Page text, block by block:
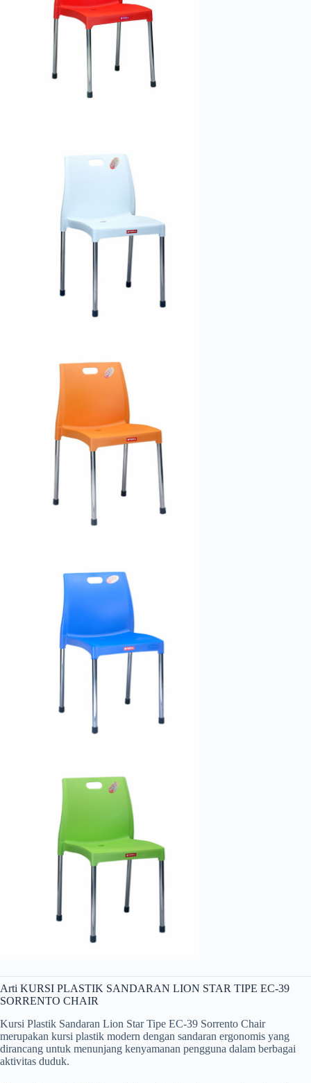
Arti KURSI PLASTIK SANDARAN LION STAR TIPE EC-39
SORRENTO CHAIR
Kursi Plastik Sandaran Lion Star Tipe EC-39 Sorrento Chair
merupakan kursi plastik modern dengan sandaran ergonomis yang
dirancang untuk menunjang kenyamanan pengguna dalam berbagai
aktivitas duduk.